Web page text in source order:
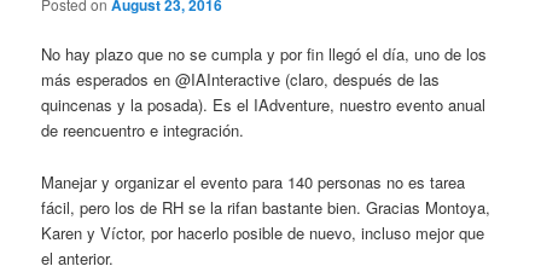
Posted onAugust 23, 2016
No hay plazo que no se cumpla y por fin llegó el día, uno de los
más esperados en @IAInteractive (claro, después de las
quincenas y la posada). Es el IAdventure, nuestro evento anual
de reencuentro e integración.
Manejar y organizar el evento para 140 personas no es tarea
fácil, pero los de RH se la rifan bastante bien. Gracias Montoya,
Karen y Víctor, por hacerlo posible de nuevo, incluso mejor que
el anterior.